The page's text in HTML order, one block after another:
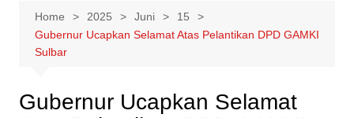
Home 2025 Juni
15
Gubernur Ucapkan Selamat Atas Pelantikan DPD GAMKI
Sulbar
Gubernur Ucapkan Selamat